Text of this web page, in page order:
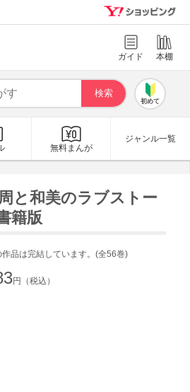
ガイド 本棚
初めて
無料まんが
ジャンル一覧
と和美のラブストー
籍版
作品は完結しています。(全56巻)
円（税込）